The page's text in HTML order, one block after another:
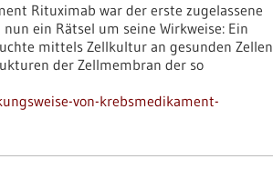
Rituximab war der erste zugelassene
ein Rätsel um seine Wirkweise: Ein
mittels Zellkultur an gesunden Zellen
der Zellmembran der so
von-krebsmedikament-